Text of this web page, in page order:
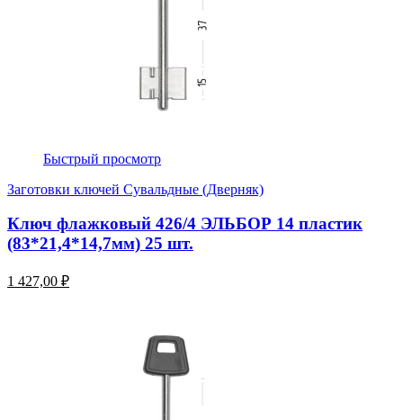
Быстрый просмотр
Заготовки ключей Сувальдные (Дверняк)
Ключ флажковый 426/4 ЭЛЬБОР 14 пластик
(83*21,4*14,7мм) 25 шт.
1 427,00 ₽